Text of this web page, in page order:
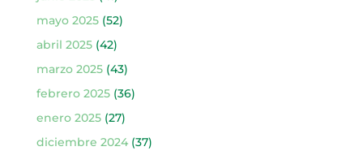
mayo 2025(52)
abril 2025(42)
marzo 2025(43)
febrero 2025(36)
enero 2025(27)
diciembre 2024(37)